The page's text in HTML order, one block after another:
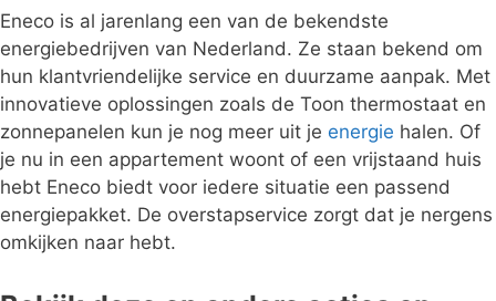
Eneco is al jarenlang een van de bekendste
energiebedrijven van Nederland. Ze staan bekend om
hun klantvriendelijke service en duurzame aanpak. Met
innovatieve oplossingen zoals de Toon thermostaat en
zonnepanelen kun je nog meer uit je energie halen. Of
je nu in een appartement woont of een vrijstaand huis
hebt Eneco biedt voor iedere situatie een passend
energiepakket. De overstapservice zorgt dat je nergens
omkijken naar hebt.